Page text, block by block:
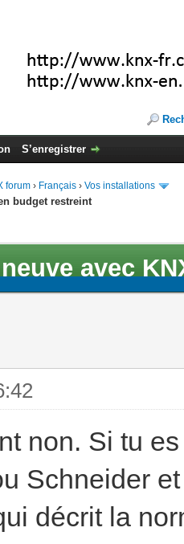
S’enregistrer
forum › Français › Vos installations
budget restreint
avec
non. Si tu
Schneider
décrit la